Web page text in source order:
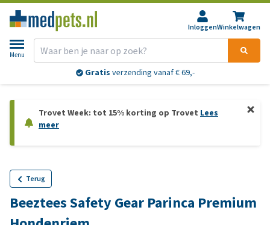
InloggenWinkelwagen
Menu
Gratis verzending vanaf € 69,-
Trovet Week: tot 15% korting op Trovet Lees
meer
Terug
Beeztees Safety Gear Parinca Premium